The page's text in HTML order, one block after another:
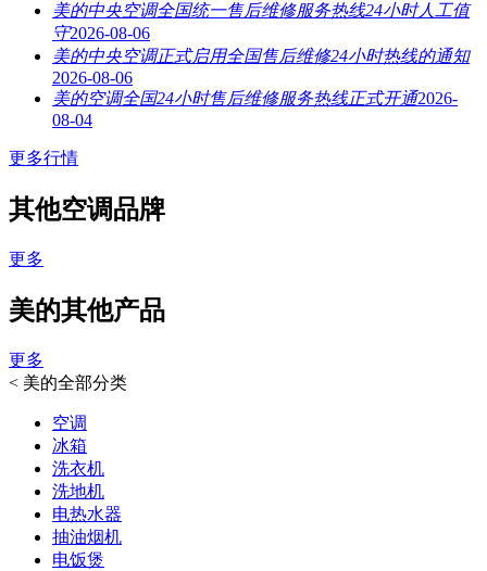
美的中央空调全国统一售后维修服务热线24小时人工值
守2026-08-06
美的中央空调正式启用全国售后维修24小时热线的通知
2026-08-06
美的空调全国24小时售后维修服务热线正式开通2026-
08-04
更多行情
其他空调品牌
更多
美的其他产品
更多
< 美的全部分类
空调
冰箱
洗衣机
洗地机
电热水器
抽油烟机
电饭煲